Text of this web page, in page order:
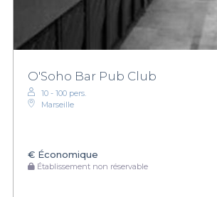
O'Soho Bar Pub Club
10 - 100 pers.
Marseille
€ Économique
Établissement non réservable